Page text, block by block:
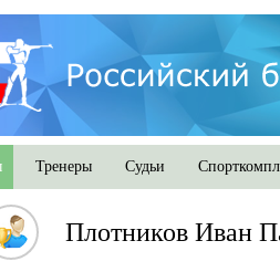
Тренеры Судьи
Плотников Иван